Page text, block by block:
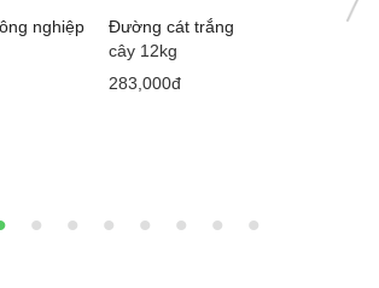
Nắp hồng
Bàn cầu 1 khối giá rẻ MS5001
Loại 1
710x380x630 mm